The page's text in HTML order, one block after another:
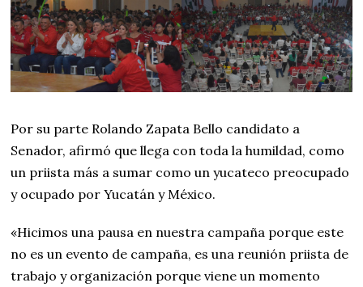
Por su parte Rolando Zapata Bello candidato a
Senador, afirmó que llega con toda la humildad, como
un priista más a sumar como un yucateco preocupado
y ocupado por Yucatán y México.
«Hicimos una pausa en nuestra campaña porque este
no es un evento de campaña, es una reunión priista de
trabajo y organización porque viene un momento